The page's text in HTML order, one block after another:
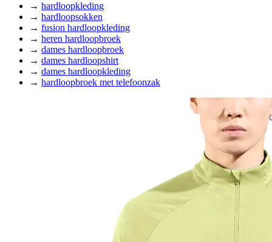
→ hardloopkleding
→ hardloopsokken
→ fusion hardloopkleding
→ heren hardloopbroek
→ dames hardloopbroek
→ dames hardloopshirt
→ dames hardloopkleding
→ hardloopbroek met telefoonzak